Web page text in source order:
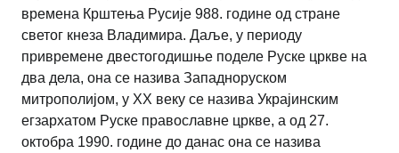
времена Крштења Русије 988. године од стране
светог кнеза Владимира. Даље, у периоду
привремене двестогодишње поделе Руске цркве на
два дела, она се назива Западноруском
митрополијом, у ХХ веку се назива Украјинским
егзархатом Руске православне цркве, а од 27.
октобра 1990. године до данас она се назива